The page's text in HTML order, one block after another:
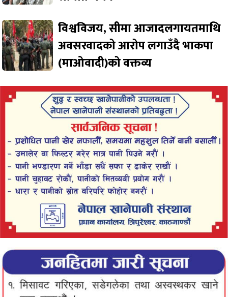
विश्वविजय, सीमा आजादलगायतमाथि
अवसरवादको आरोप लगाउँदै भाकपा
(माओवादी)को वक्तव्य